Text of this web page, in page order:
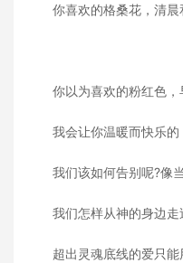
你喜欢的格桑花，清晨
你以为喜欢的粉红色，
我会让你温暖而快乐的
我们该如何告别呢?像
我们怎样从神的身边走
超出灵魂底线的爱只能